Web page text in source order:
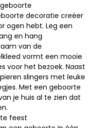
decoratie creëer
ogen hebt. Leg een
en hang
van de
vormt een mooie
voor het bezoek. Naast
slingers met leuke
Met een geboorte
je huis al te zien dat
feest